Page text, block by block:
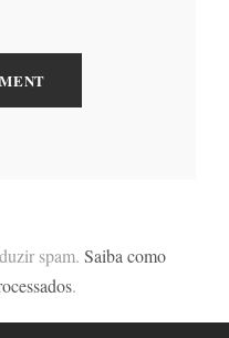
spam. Saiba como
.